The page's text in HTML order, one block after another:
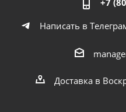
Написать в
Доставка в